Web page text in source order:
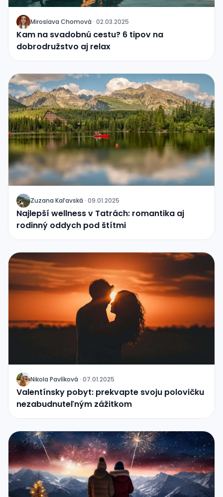
J Miroslava Chomová · 02.03.2025
Kam na svadobnú cestu? 6 tipov na
dobrodružstvo aj relax
J Zuzana Kaľavská · 09.01.2025
Najlepší wellness v Tatrách: romantika aj
rodinný oddych pod štítmi
J Nikola Pavlíková · 07.01.2025
Valentínsky pobyt: prekvapte svoju polovičku
nezabudnuteľným zážitkom